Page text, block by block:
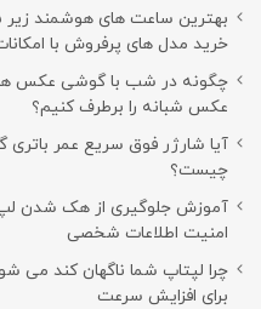
خرید مدل های پرفروش با
چگونه در شب با گوشی عکس
عکس شبانه را برطرف کنیم؟
آیا شارژر فوق سریع عمر
چیست؟
امنیت اطلاعات شخصی
برای افزایش سرعت